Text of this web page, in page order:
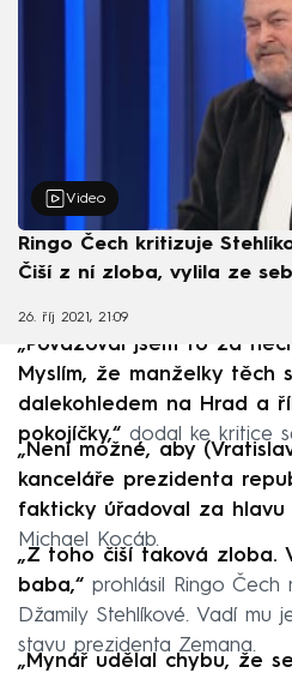
Video
Ringo Čech kritizuje
Čiší z ní zloba, vylila ze
26. říj 2021, 21:09
„Považoval jsem to za
Myslím, že manželky těch
dalekohledem na Hrad a
pokojíčky,“ dodal ke kritice
„Není možné, aby
kanceláře prezidenta
fakticky úřadoval za hlavu
Michael Kocáb.
„Z toho čiší taková zloba.
baba,“ prohlásil Ringo Čech
Džamily Stehlíkové. Vadí mu
stavu prezidenta Zemana.
„Mynář udělal chybu, že